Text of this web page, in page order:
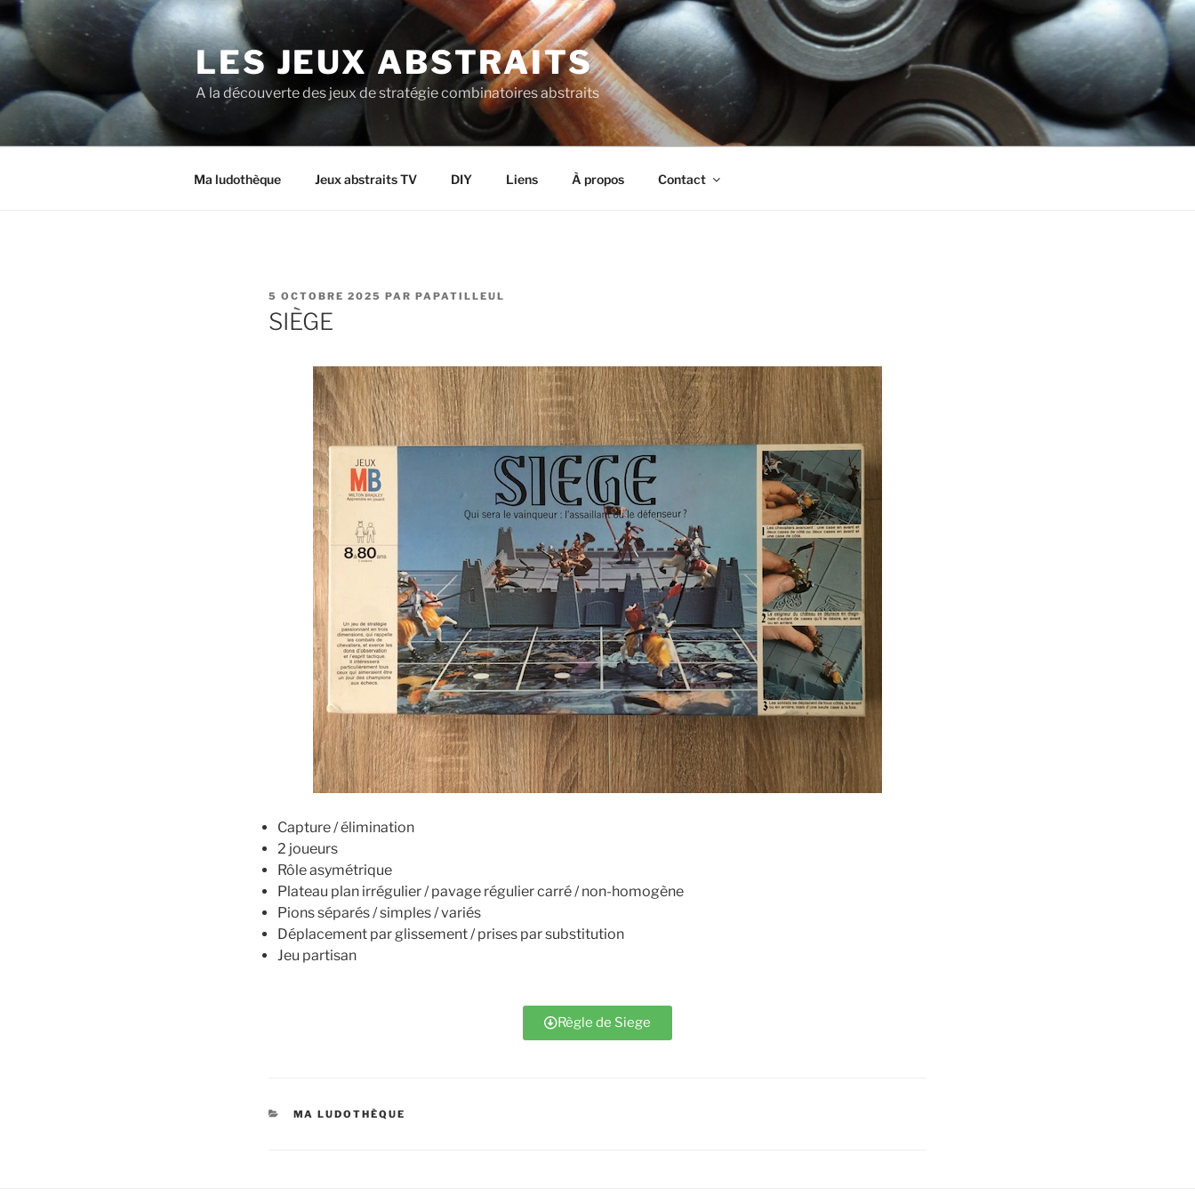
LES JEUX ABSTRAITS
A la découverte des jeux de stratégie combinatoires abstraits
Ma ludothèque Jeux abstraits TV DIY Liens À propos Contact
5 OCTOBRE 2025 PAR PAPATILLEUL
SIÈGE
Capture / élimination
2 joueurs
Rôle asymétrique
Plateau plan irrégulier / pavage régulier carré / non-homogène
Pions séparés / simples / variés
Déplacement par glissement / prises par substitution
Jeu partisan
Règle de Siege
MA LUDOTHÈQUE